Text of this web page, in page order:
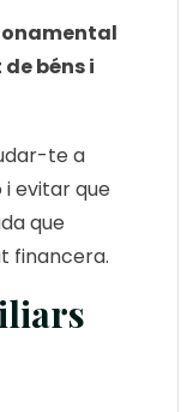
béns i
te a
evitar que
que
financera.